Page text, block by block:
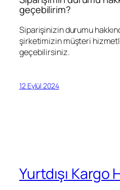
geçebilirim?
Siparişinizin durumu
şirketimizin müşteri
geçebilirsiniz.
12 Eylül 2024
Yurtdışı Kargo